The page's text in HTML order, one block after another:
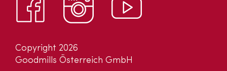
Copyright 2026
Goodmills Österreich GmbH